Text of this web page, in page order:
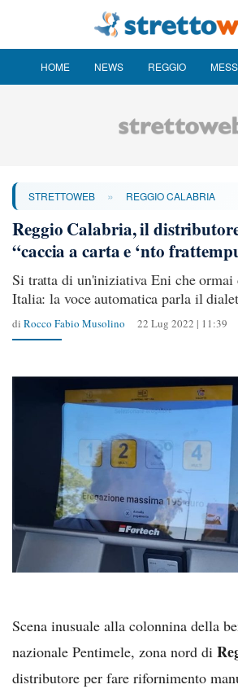
HOME NEWS REGGIO
STRETTOWEB » REGGIO CALABRIA
Reggio Calabria, il
“caccia a carta e ‘nto
Si tratta di un'iniziativa Eni che
Italia: la voce automatica parla il
di Rocco Fabio Musolino 22 Lug 2022 | 11:39
Scena inusuale alla colonnina della
nazionale Pentimele, zona nord di
distributore per fare rifornimento